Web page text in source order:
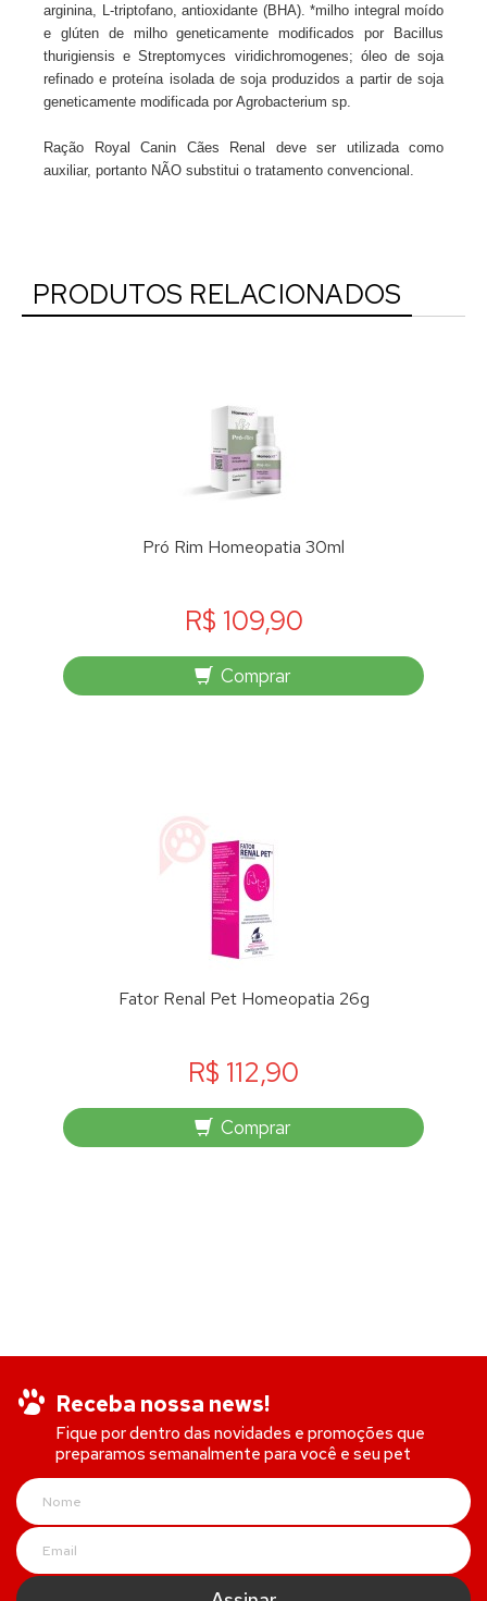
arginina, L-triptofano, antioxidante (BHA). *milho integral moído
e glúten de milho geneticamente modificados por Bacillus
thurigiensis e Streptomyces viridichromogenes; óleo de soja
refinado e proteína isolada de soja produzidos a partir de soja
geneticamente modificada por Agrobacterium sp.
Ração Royal Canin Cães Renal deve ser utilizada como
auxiliar, portanto NÃO substitui o tratamento convencional.
PRODUTOS RELACIONADOS
Pró Rim Homeopatia 30ml
R$ 109,90
Comprar
Fator Renal Pet Homeopatia 26g
R$ 112,90
Comprar
Receba nossa news!
Fique por dentro das novidades e promoções que
preparamos semanalmente para você e seu pet